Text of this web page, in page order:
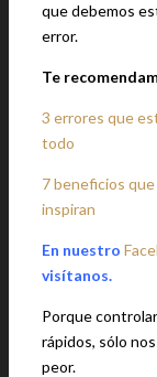
que debemos
error.
Te
3 errores que
todo
7 beneficios
inspiran
En nuestro
visítanos.
Porque
rápidos, sólo
peor.